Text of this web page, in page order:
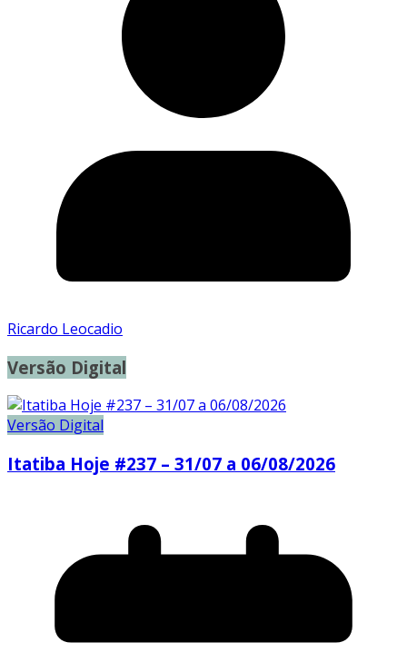
Ricardo Leocadio
Versão Digital
Versão Digital
Itatiba Hoje #237 – 31/07 a 06/08/2026